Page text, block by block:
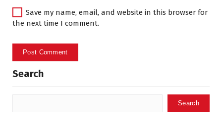
Save my name, email, and website in this browser for
the next time I comment.
Search
Search